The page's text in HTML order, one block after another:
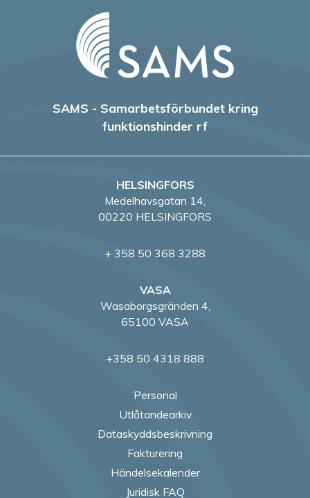
SAMS - Samarbetsförbundet kring
funktionshinder rf
HELSINGFORS
Medelhavsgatan 14,
00220 HELSINGFORS
+ 358 50 368 3288
VASA
Wasaborgsgränden 4,
65100 VASA
+358 50 4318 888
Personal
Utlåtandearkiv
Dataskyddsbeskrivning
Fakturering
Händelsekalender
Juridisk FAQ